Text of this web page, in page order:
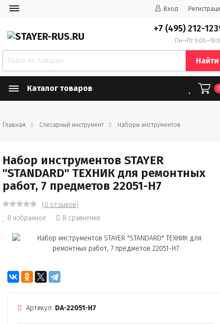
Вход
+7 (495) 212-
Пн—Пт
Найти
Каталог товаров
Главная Слесарный инструмент Наборы инструментов
Набор инструментов STAYER
"STANDARD" ТЕХНИК для ремонтных
работ, 7 предметов 22051-H7
(0 отзывов)
В избранное
В сравнение
Артикул: DA-22051-H7